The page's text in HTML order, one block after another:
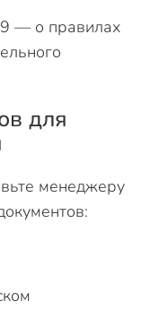
— о правилах
для
менеджеру